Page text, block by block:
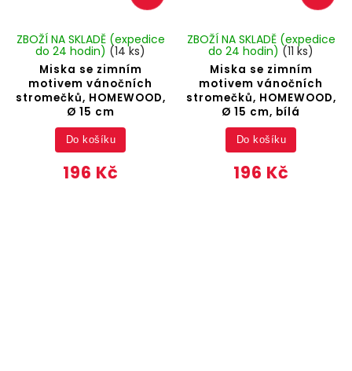
Miska se zimním
motivem vánočních
stromečků, HOMEWOOD,
Ø 15 cm
ZBOŽÍ NA SKLADĚ (expedice
do 24 hodin) (14 ks)
196 Kč
Do košíku
Miska se zimním
motivem vánočních
stromečků, HOMEWOOD,
Ø 15 cm, bílá
ZBOŽÍ NA SKLADĚ (expedice
do 24 hodin) (11 ks)
196 Kč
Do košíku